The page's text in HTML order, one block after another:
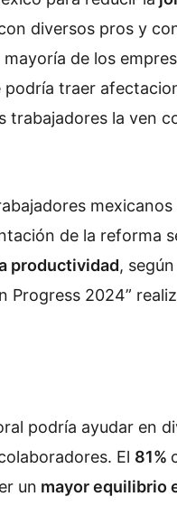
diversos pros y
de los
podría traer
trabajadores la ven
de la reforma
productividad,
Progress 2024”
podría ayudar en
El 81%
un mayor equilibrio